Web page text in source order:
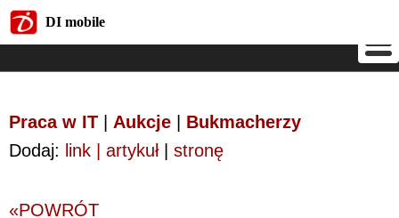
DI mobile
Praca w IT Aukcje
Bukmacherzy
Dodaj: link | artykuł| stronę
«POWRÓT
DI mobile